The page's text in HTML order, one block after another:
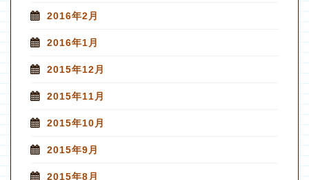
2016年2月
2016年1月
2015年12月
2015年11月
2015年10月
2015年9月
2015年8月